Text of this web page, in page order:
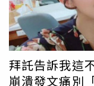
在社群分享Lola可
攝自法比歐IG）法
先前受訪時坦言，
心女兒過度曝光，
他，平時傍晚六點
拜託告訴我這
崩潰發文痛別